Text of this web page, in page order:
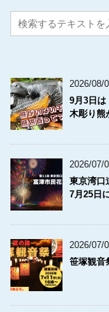
2026/08/
9月3日は
木彫り熊
2026/07/
東京湾口
7月25日
2026/07/
笹塚観音